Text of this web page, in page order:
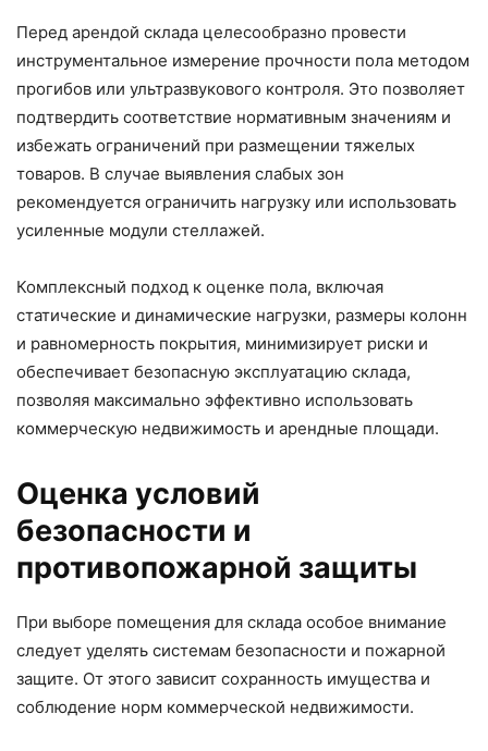
Перед арендой склада целесообразно провести
инструментальное измерение прочности пола методом
прогибов или ультразвукового контроля. Это позволяет
подтвердить соответствие нормативным значениям и
избежать ограничений при размещении тяжелых
товаров. В случае выявления слабых зон
рекомендуется ограничить нагрузку или использовать
усиленные модули стеллажей.
Комплексный подход к оценке пола, включая
статические и динамические нагрузки, размеры колонн
и равномерность покрытия, минимизирует риски и
обеспечивает безопасную эксплуатацию склада,
позволяя максимально эффективно использовать
коммерческую недвижимость и арендные площади.
Оценка условий
безопасности и
противопожарной защиты
При выборе помещения для склада особое внимание
следует уделять системам безопасности и пожарной
защите. От этого зависит сохранность имущества и
соблюдение норм коммерческой недвижимости.